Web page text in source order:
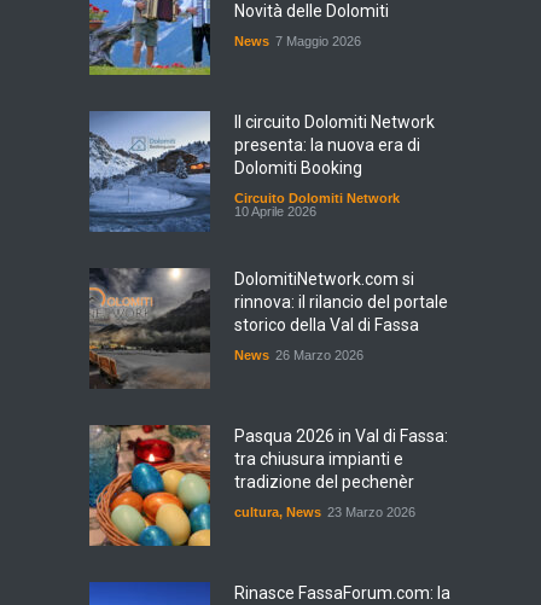
Novità delle Dolomiti
News 7 Maggio 2026
Il circuito Dolomiti Network
presenta: la nuova era di
Dolomiti Booking
Circuito Dolomiti Network
10 Aprile 2026
DolomitiNetwork.com si
rinnova: il rilancio del portale
storico della Val di Fassa
News 26 Marzo 2026
Pasqua 2026 in Val di Fassa:
tra chiusura impianti e
tradizione del pechenèr
cultura, News 23 Marzo 2026
Rinasce FassaForum.com: la